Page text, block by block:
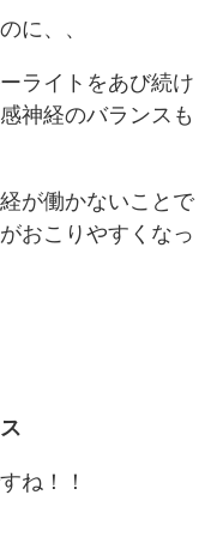
に、、
ライトをあび続け
神経のバランスも
が働かないことで
おこりやすくなっ
ね！！